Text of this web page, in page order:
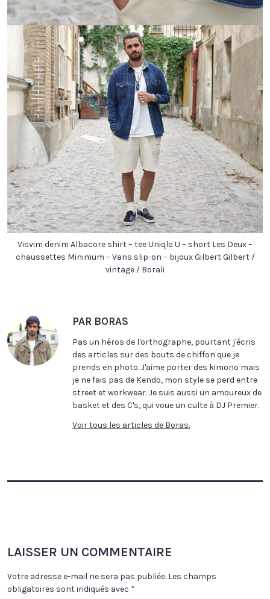
Visvim denim Albacore shirt – tee Uniqlo U – short Les Deux –
chaussettes Minimum – Vans slip-on – bijoux Gilbert Gilbert /
vintage / Borali
PAR BORAS
Pas un héros de l'orthographe, pourtant j'écris
des articles sur des bouts de chiffon que je
prends en photo. J'aime porter des kimono mais
je ne fais pas de Kendo, mon style se perd entre
street et workwear. Je suis aussi un amoureux de
basket et des C's, qui voue un culte à DJ Premier.
Voir tous les articles de Boras.
LAISSER UN COMMENTAIRE
Votre adresse e-mail ne sera pas publiée. Les champs
obligatoires sont indiqués avec *